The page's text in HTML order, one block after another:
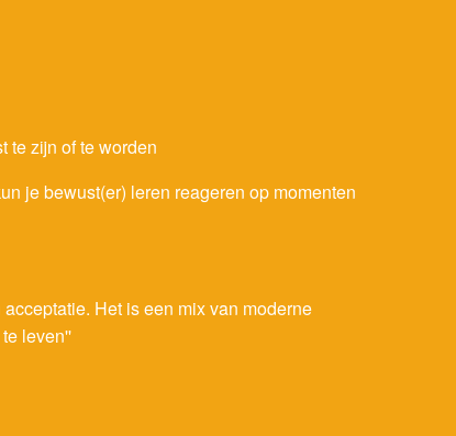
te zijn of te worden
je bewust(er) leren reageren op momenten
Het is een mix van moderne
leven''